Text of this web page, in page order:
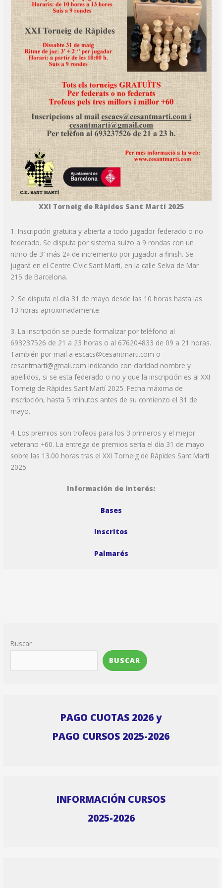
XXI Torneig de Ràpides Sant Martí 2025
1. Inscripción gratuita y abierta a todo jugador federado o no
federado. Se disputa por sistema suizo a 9 rondas con un
ritmo de 3′ más 2» de incremento por jugador a finish. Se
jugará en el Centre Cívic Sant Martí, en la calle Selva de Mar
215 de Barcelona.
2. Se disputa el día 31 de mayo desde las 10 horas hasta las
13 horas aproximadamente.
3. La inscripción se puede formalizar por teléfono al
693237526 de 21 a 23 horas o al 676204833 de 09 a 21 horas.
También por mail a escacs@cesantmarti.com o
cesantmarti@gmail.com indicando con claridad nombre y
apellidos, si se esta federado o no y que la inscripción es al XXI
Torneig de Ràpides Sant Martí 2025. Fecha máxima de
inscripción, hasta 5 minutos antes de su comienzo el 31 de
mayo.
4. Los premios son trofeos para los 3 primeros y el mejor
veterano +60. La entrega de premios sería el día 31 de mayo
sobre las 13.00 horas tras el XXI Torneig de Ràpides Sant Martí
2025.
Información de interés:
Bases
Inscritos
Palmarés
Buscar
BUSCAR
PAGO CUOTAS 2026 y
PAGO CURSOS 2025-2026
INFORMACIÓN CURSOS
2025-2026